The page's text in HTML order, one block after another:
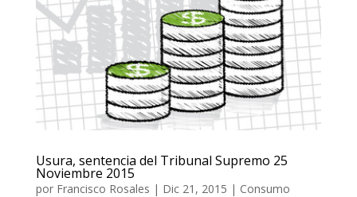
Usura, sentencia del Tribunal Supremo 25
Noviembre 2015
por Francisco Rosales | Dic 21, 2015 | Consumo